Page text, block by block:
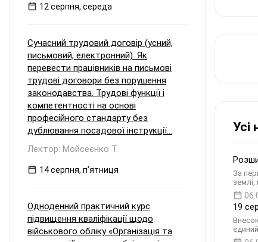
Усі
За
землі,
19
12 серпня, середа
Сучасний трудовий договір (усний,
письмовий, електронний). Як
перевести працівників на письмові
трудові договори без порушення
законодавства. Трудові функції і
компетентності на основі
професійного стандарту без
дублювання посадової інструкції...
Лектор: Мойсеєнко Т.
14 серпня, пʼятниця
Одноденний практичний курс
підвищення кваліфікації щодо
військового обліку «Організація та